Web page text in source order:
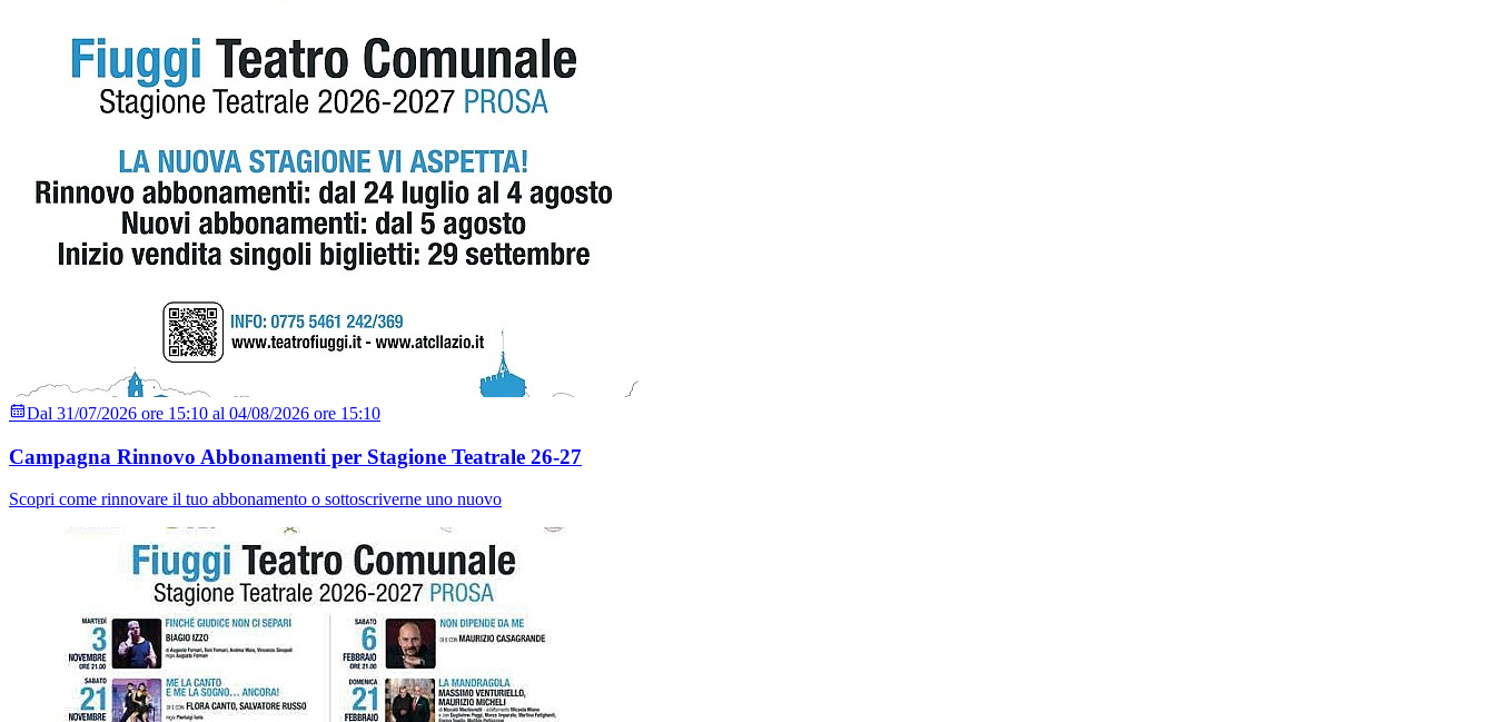
Dal 31/07/2026 ore 15:10 al 04/08/2026 ore 15:10
Campagna Rinnovo Abbonamenti per Stagione Teatrale 26-27
Scopri come rinnovare il tuo abbonamento o sottoscriverne uno nuovo